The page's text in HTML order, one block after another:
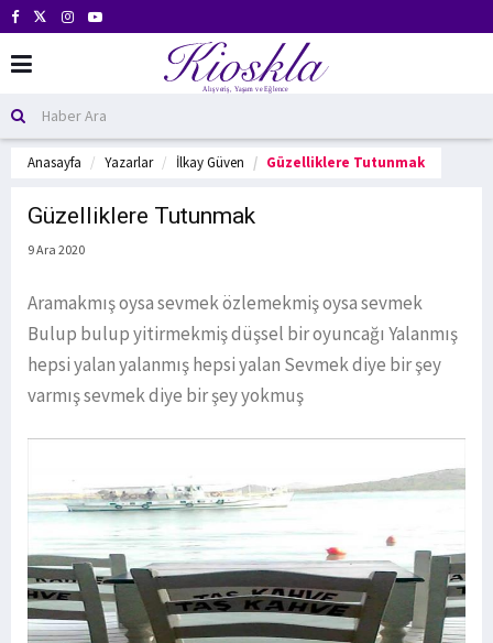
Anasayfa Yazarlar İlkay Güven Güzelliklere Tutunmak
Güzelliklere Tutunmak
9 Ara 2020
Aramakmış oysa sevmek özlemekmiş oysa sevmek
Bulup bulup yitirmekmiş düşsel bir oyuncağı Yalanmış
hepsi yalan yalanmış hepsi yalan Sevmek diye bir şey
varmış sevmek diye bir şey yokmuş